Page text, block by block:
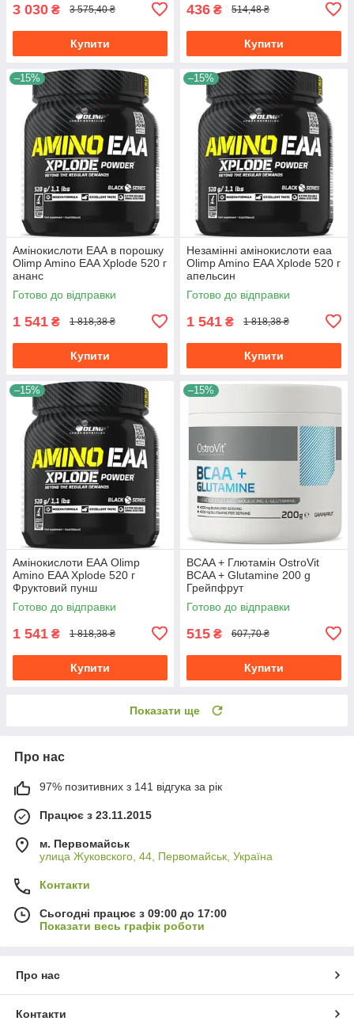
3 030 ₴ 3 575,40 ₴
Купити
436 ₴ 514,48 ₴
Купити
–15%
Амінокислоти ЕАА в порошку
Olimp Amino EAA Xplode 520 г
ананс
Готово до відправки
1 541 ₴ 1 818,38 ₴
Купити
–15%
Незамінні амінокислоти eaa
Olimp Amino EAA Xplode 520 г
апельсин
Готово до відправки
1 541 ₴ 1 818,38 ₴
Купити
–15%
Амінокислоти ЕАА Olimp
Amino EAA Xplode 520 г
Фруктовий пунш
Готово до відправки
1 541 ₴ 1 818,38 ₴
Купити
–15%
BCAA + Глютамін OstroVit
BCAA + Glutamine 200 g
Грейпфрут
Готово до відправки
515 ₴ 607,70 ₴
Купити
Показати ще
Про нас
97% позитивних з 141 відгука за рік
Працює з 23.11.2015
м. Первомайськ
улица Жуковского, 44, Первомайськ, Україна
Контакти
Сьогодні працює з 09:00 до 17:00
Показати весь графік роботи
Про нас
Контакти